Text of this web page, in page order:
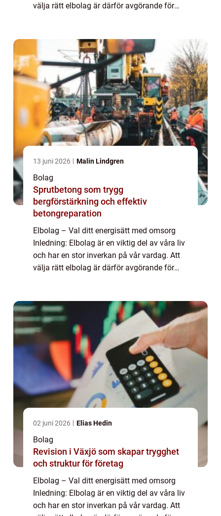
välja rätt elbolag är därför avgörande för
13 juni 2026 Malin Lindgren
Bolag
Sprutbetong som trygg
bergförstärkning och effektiv
betongreparation
Elbolag – Val ditt energisätt med omsorg
Inledning: Elbolag är en viktig del av våra liv
och har en stor inverkan på vår vardag. Att
välja rätt elbolag är därför avgörande för
02 juni 2026 Elias Hedin
Bolag
Revision i Växjö som skapar trygghet
och struktur för företag
Elbolag – Val ditt energisätt med omsorg
Inledning: Elbolag är en viktig del av våra liv
och har en stor inverkan på vår vardag. Att